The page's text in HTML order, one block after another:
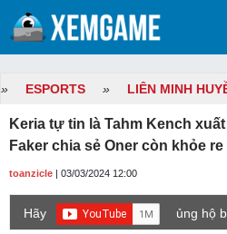
» ESPORTS » LIÊN MINH
Keria tự tin là Tahm Kench
Faker chia sẻ Oner còn khỏe re
toanzicle | 03/03/2024 12:00
Hãy
ủng hộ